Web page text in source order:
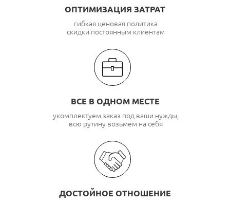
ОПТИМИЗАЦИЯ ЗАТРАТ
гибкая ценовая политика
скидки постоянным клиентам
ВСЕ В ОДНОМ МЕСТЕ
укомплектуем заказ под ваши нужды,
всю рутину возьмем на себя
ДОСТОЙНОЕ ОТНОШЕНИЕ